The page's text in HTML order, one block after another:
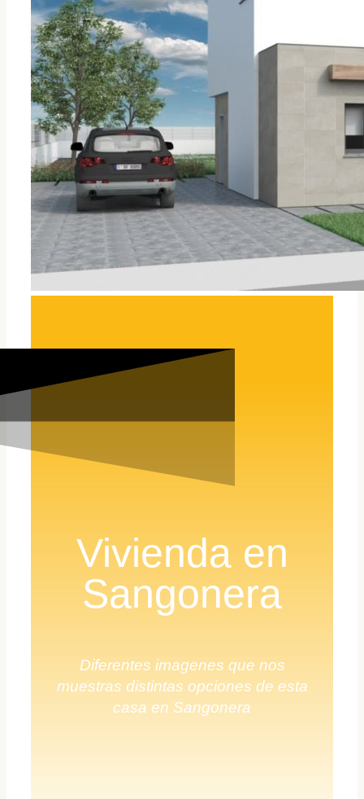
Vivienda en
Sangonera
Diferentes imagenes que nos
muestras distintas opciones de esta
casa en Sangonera